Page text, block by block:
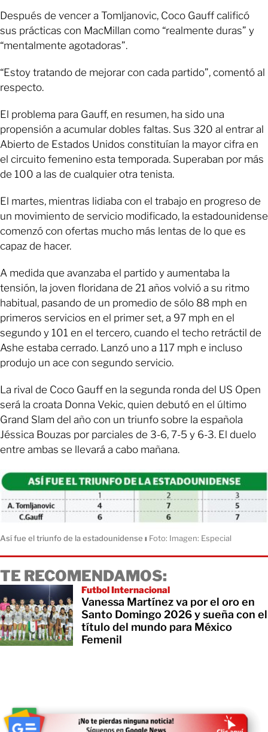
Después de vencer a Tomljanovic, Coco Gauff calificó
sus prácticas con MacMillan como “realmente duras” y
“mentalmente agotadoras”.
“Estoy tratando de mejorar con cada partido”, comentó al
respecto.
El problema para Gauff, en resumen, ha sido una
propensión a acumular dobles faltas. Sus 320 al entrar al
Abierto de Estados Unidos constituían la mayor cifra en
el circuito femenino esta temporada. Superaban por más
de 100 a las de cualquier otra tenista.
El martes, mientras lidiaba con el trabajo en progreso de
un movimiento de servicio modificado, la estadounidense
comenzó con ofertas mucho más lentas de lo que es
capaz de hacer.
A medida que avanzaba el partido y aumentaba la
tensión, la joven floridana de 21 años volvió a su ritmo
habitual, pasando de un promedio de sólo 88 mph en
primeros servicios en el primer set, a 97 mph en el
segundo y 101 en el tercero, cuando el techo retráctil de
Ashe estaba cerrado. Lanzó uno a 117 mph e incluso
produjo un ace con segundo servicio.
La rival de Coco Gauff en la segunda ronda del US Open
será la croata Donna Vekic, quien debutó en el último
Grand Slam del año con un triunfo sobre la española
Jéssica Bouzas por parciales de 3-6, 7-5 y 6-3. El duelo
entre ambas se llevará a cabo mañana.
Así fue el triunfo de la estadounidense ı Foto: Imagen: Especial
TE RECOMENDAMOS:
Futbol Internacional
Vanessa Martínez va por el oro en
Santo Domingo 2026 y sueña con el
título del mundo para México
Femenil